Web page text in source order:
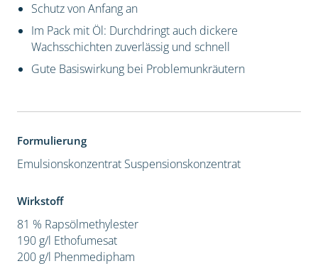
Schutz von Anfang an
Im Pack mit Öl: Durchdringt auch dickere
Wachsschichten zuverlässig und schnell
Gute Basiswirkung bei Problemunkräutern
Formulierung
Emulsionskonzentrat Suspensionskonzentrat
Wirkstoff
81 % Rapsölmethylester
190 g/l Ethofumesat
200 g/l Phenmedipham